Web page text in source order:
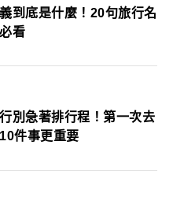
到底是什麼！20句旅行名
看
別急著排行程！第一次去
件事更重要